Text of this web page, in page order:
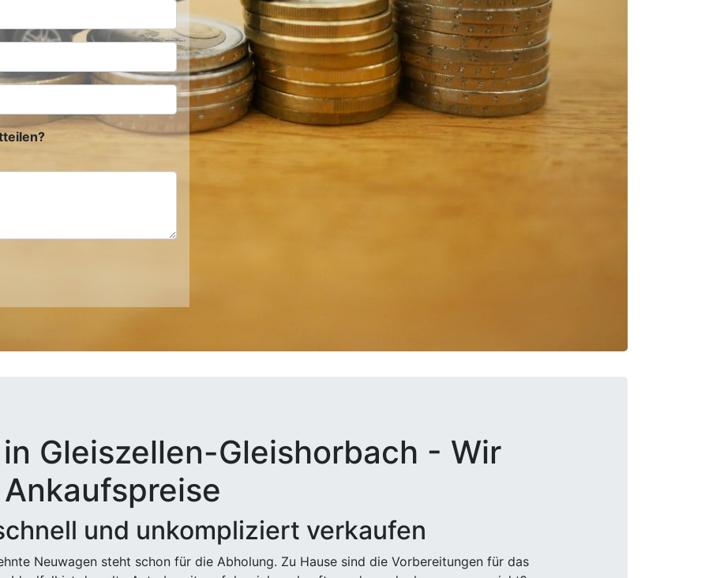
Gleiszellen-Gleishorbach - Wir
und unkompliziert verkaufen
Neuwagen steht schon für die Abholung. Zu Hause sind die Vorbereitungen für das